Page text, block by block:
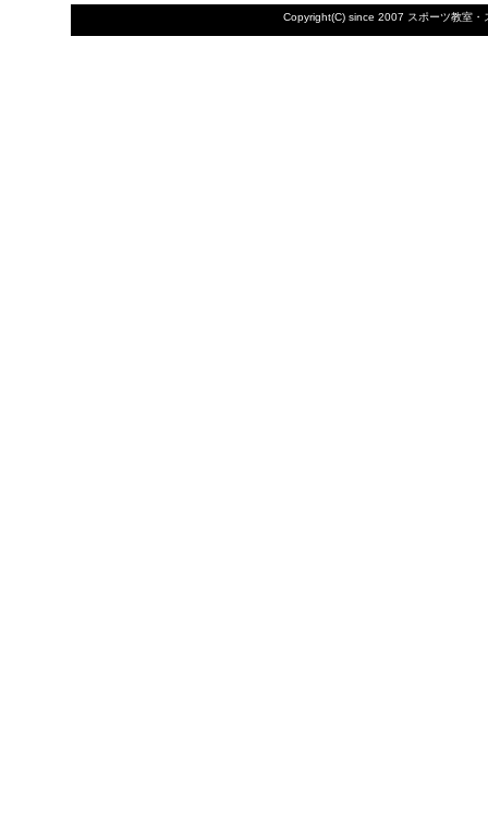
Copyright(C) since 2007 スポーツ教室・